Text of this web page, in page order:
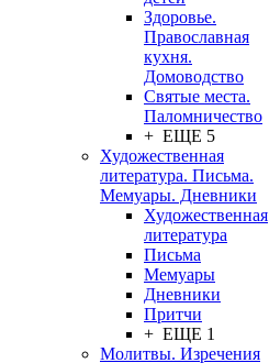
Здоровье.
Православная
кухня.
Домоводство
Святые места.
Паломничество
+ ЕЩЕ 5
Художественная
литература. Письма.
Мемуары. Дневники
Художественная
литература
Письма
Мемуары
Дневники
Притчи
+ ЕЩЕ 1
Молитвы. Изречения